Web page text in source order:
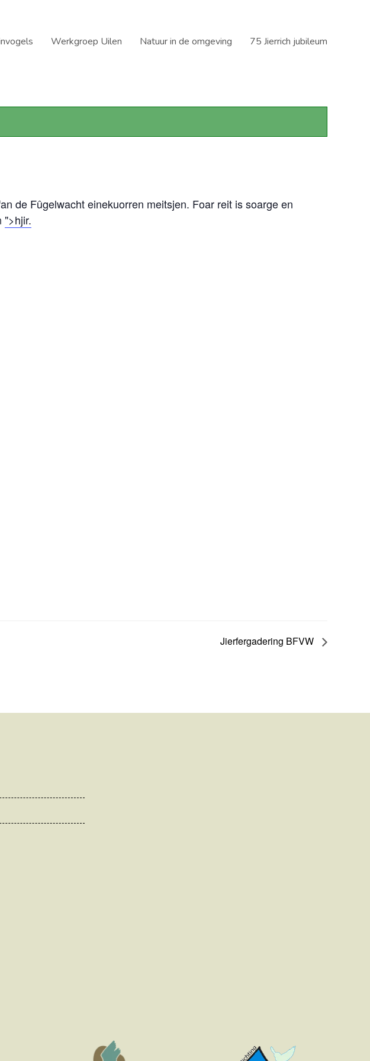
Werkgroep Uilen Natuur in de omgeving 75 Jierrich jubileum
de Fûgelwacht einekuorren meitsjen. Foar reit is soarge en
">hjir.
Jierfergadering BFVW